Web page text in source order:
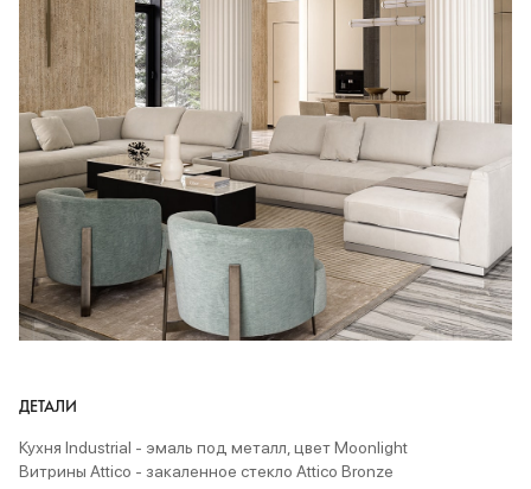
ДЕТАЛИ
Кухня Industrial - эмаль под металл, цвет Moonlight
Витрины Attico - закаленное стекло Attico Bronze